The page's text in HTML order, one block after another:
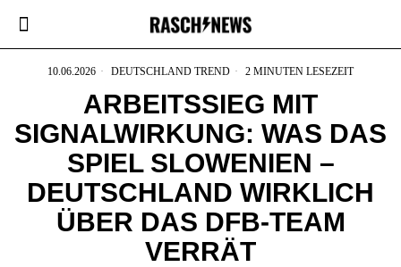
10.06.2026 DEUTSCHLAND TREND 2 MINUTEN LESEZEIT
ARBEITSSIEG MIT
SIGNALWIRKUNG: WAS DAS
SPIEL SLOWENIEN –
DEUTSCHLAND WIRKLICH
ÜBER DAS DFB-TEAM
VERRÄT